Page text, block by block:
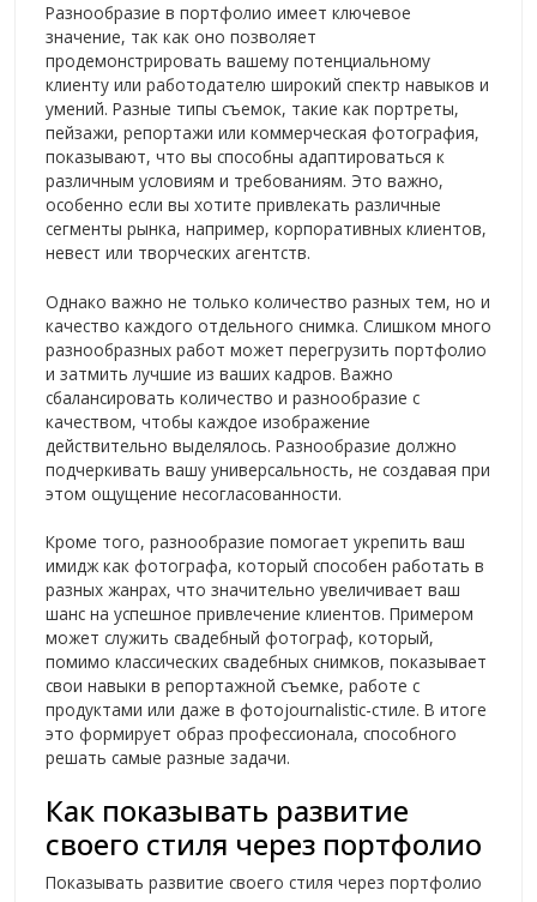
Разнообразие в портфолио имеет ключевое
значение, так как оно позволяет
продемонстрировать вашему потенциальному
клиенту или работодателю широкий спектр навыков и
умений. Разные типы съемок, такие как портреты,
пейзажи, репортажи или коммерческая фотография,
показывают, что вы способны адаптироваться к
различным условиям и требованиям. Это важно,
особенно если вы хотите привлекать различные
сегменты рынка, например, корпоративных клиентов,
невест или творческих агентств.
Однако важно не только количество разных тем, но и
качество каждого отдельного снимка. Слишком много
разнообразных работ может перегрузить портфолио
и затмить лучшие из ваших кадров. Важно
сбалансировать количество и разнообразие с
качеством, чтобы каждое изображение
действительно выделялось. Разнообразие должно
подчеркивать вашу универсальность, не создавая при
этом ощущение несогласованности.
Кроме того, разнообразие помогает укрепить ваш
имидж как фотографа, который способен работать в
разных жанрах, что значительно увеличивает ваш
шанс на успешное привлечение клиентов. Примером
может служить свадебный фотограф, который,
помимо классических свадебных снимков, показывает
свои навыки в репортажной съемке, работе с
продуктами или даже в фотоjournalistic-стиле. В итоге
это формирует образ профессионала, способного
решать самые разные задачи.
Как показывать развитие
своего стиля через портфолио
Показывать развитие своего стиля через портфолио